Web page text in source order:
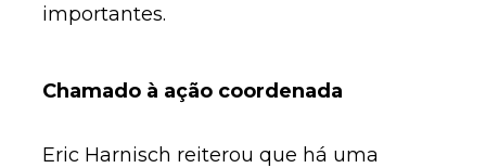
importantes.
Chamado à ação coordenada
Eric Harnisch reiterou que há uma